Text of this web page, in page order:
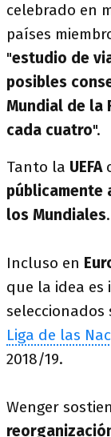
celebrado en
países
"estudio de
posibles
Mundial de la
cada cuatro".
Tanto la UEFA
públicamente
los Mundiales.
Incluso en
que la idea es
seleccionados
Liga de las
2018/19.
Wenger